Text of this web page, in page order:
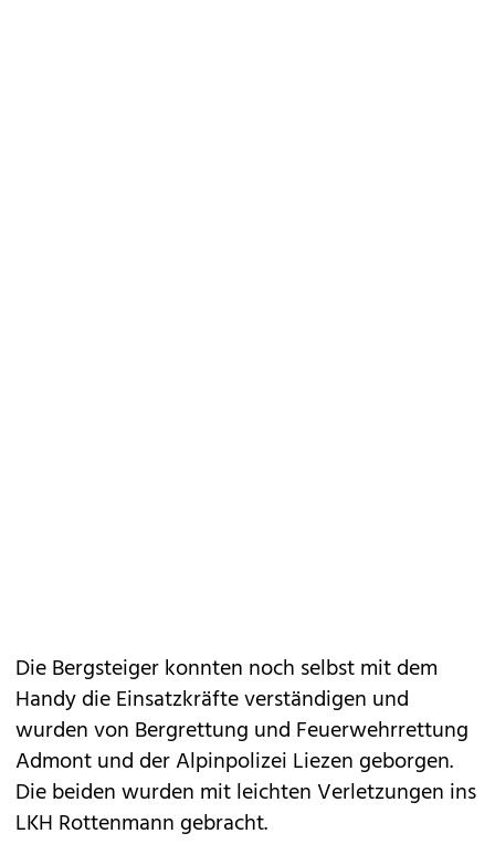
Die Bergsteiger konnten noch selbst mit dem
Handy die Einsatzkräfte verständigen und
wurden von Bergrettung und Feuerwehrrettung
Admont und der Alpinpolizei Liezen geborgen.
Die beiden wurden mit leichten Verletzungen ins
LKH Rottenmann gebracht.